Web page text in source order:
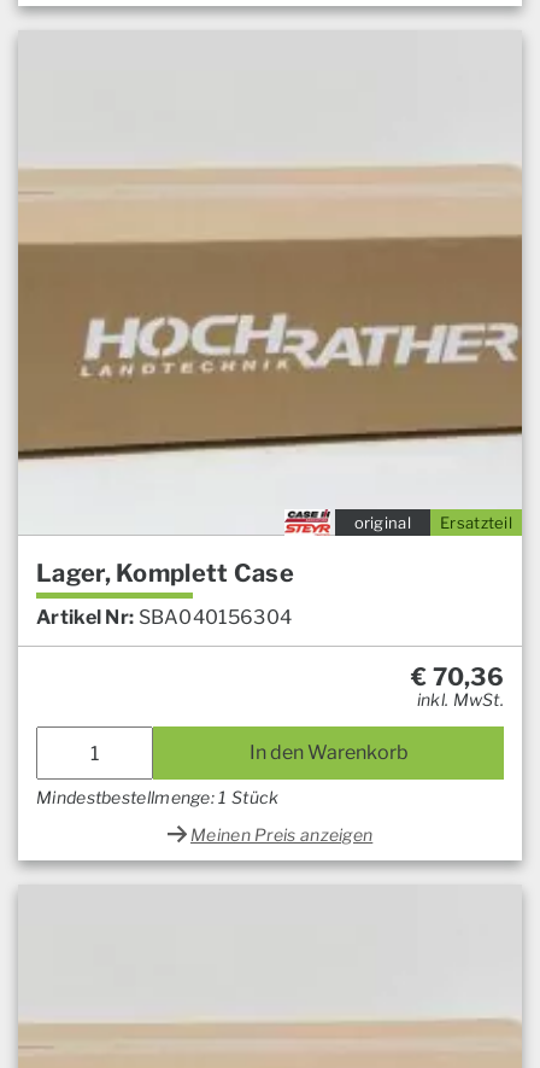
Ersatzteil
original
Lager, Komplett Case
Artikel Nr: SBA040156304
€ 70,36
inkl. MwSt.
In den Warenkorb
Mindestbestellmenge: 1 Stück
Meinen Preis anzeigen